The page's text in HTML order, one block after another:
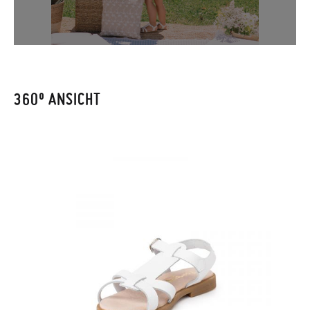
um den Vorgang zu starten. Wenn Sie als Gast bestellt haben,
besuchen Sie bitte unsereRuecksendungund geben Sie Ihre
automatisch an Ihr Postfach gesendet.
15,5 16,0 17,0 17,5 18,0 18,5 19,0 19,7
360º ANSICHT